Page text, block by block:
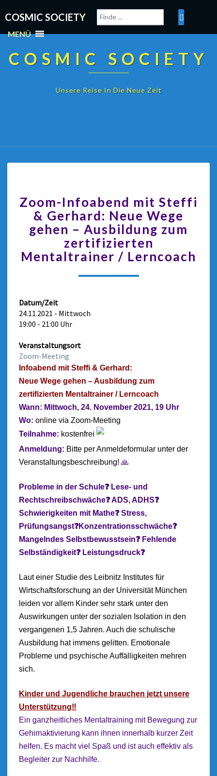
COSMIC SOCIETY
MENÜ
COSMIC SOCIETY
Unsere Reise In Die Neue Zeit
Zoom-Infoabend mit Steffi
& Gerhard: Neue Wege
gehen – Ausbildung zum
zertifizierten
Mentaltrainer / Lerncoach
Datum/Zeit
24.11.2021 - Mittwoch
19:00 - 21:00 Uhr
Veranstaltungsort
Zoom-Meeting
Infoabend mit Steffi & Gerhard:
Neue Wege gehen – Ausbildung zum
zertifizierten Mentaltrainer / Lerncoach
Wann: Mittwoch, 24. November 2021, 19 Uhr
Wo: online via Zoom-Meeting
Teilnahme: kostenfrei
Anmeldung: Bitte per Anmeldeformular unter der
Veranstaltungsbeschreibung! 🙏
Probleme in der Schule❓ Lese- und
Rechtschreibschwäche❓ ADS, ADHS❓
Schwierigkeiten mit Mathe❓ Stress,
Prüfungsangst❓Konzentrationsschwäche❓
Mangelndes Selbstbewusstsein❓ Fehlende
Selbständigkeit❓ Leistungsdruck❓
Laut einer Studie des Leibnitz Institutes für
Wirtschaftsforschung an der Universität München
leiden vor allem Kinder sehr stark unter den
Auswirkungen unter der sozialen Isolation in den
vergangenen 1,5 Jahren. Auch die schulische
Ausbildung hat immens gelitten. Emotionale
Probleme und psychische Auffälligkeiten mehren
sich.
Kinder und Jugendliche brauchen jetzt unsere
Unterstützung‼️
Ein ganzheitliches Mentaltraining mit Bewegung zur
Gehirnaktivierung kann ihnen innerhalb kurzer Zeit
helfen. Es macht viel Spaß und ist auch effektiv als
Begleiter zur Nachhilfe.